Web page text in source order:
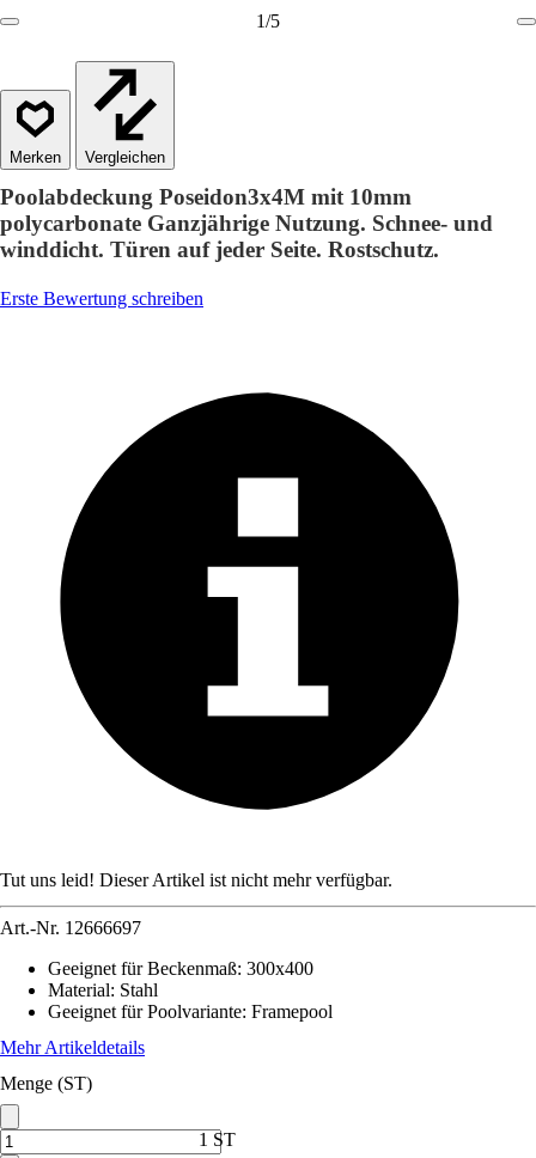
1/5
Vergleichen
Poolabdeckung Poseidon3x4M mit 10mm
polycarbonate Ganzjährige Nutzung. Schnee- und
winddicht. Türen auf jeder Seite. Rostschutz.
Erste Bewertung schreiben
Tut uns leid! Dieser Artikel ist nicht mehr verfügbar.
Art.-Nr. 12666697
Geeignet für Beckenmaß: 300x400
Material: Stahl
Geeignet für Poolvariante: Framepool
Mehr Artikeldetails
Menge (ST)
1 ST